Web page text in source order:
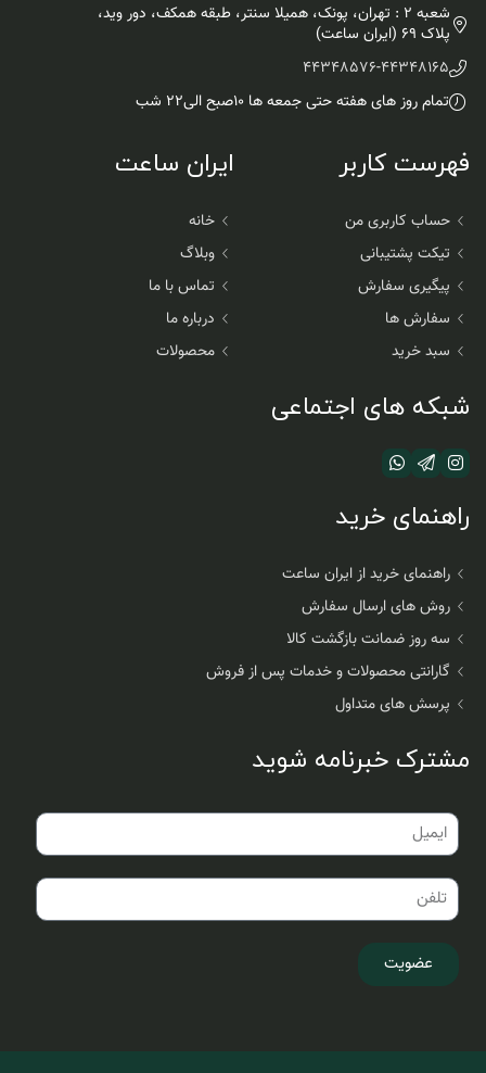
شعبه 2 : تهران، پونک، همیلا سنتر، طبقه همکف، دور وید،
پلاک 69 (ایران ساعت)
44348165
-
44348576
تمام روز های هفته حتی جمعه ها ۱۰صبح الی۲۲ شب
فهرست کاربر
حساب کاربری من
تیکت پشتیبانی
پیگیری سفارش
سفارش ها
سبد خرید
شبکه های اجتماعی
ایران ساعت
خانه
وبلاگ
تماس با ما
درباره ما
محصولات
راهنمای خرید
راهنمای خرید از ایران ساعت
روش های ارسال سفارش
سه روز ضمانت بازگشت کالا
گارانتی محصولات و خدمات پس از فروش
پرسش های متداول
مشترک خبرنامه شوید
عضویت